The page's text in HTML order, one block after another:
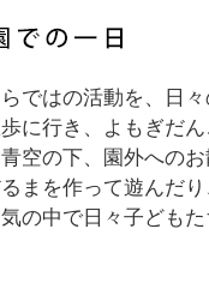
ではの活動を、日
に行き、よもぎだ
空の下、園外への
まを作って遊んだ
の中で日々子ども